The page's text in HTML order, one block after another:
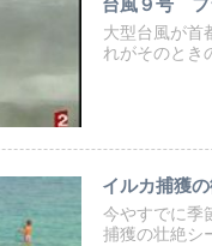
大型台風が首
れがそのとき
イルカ捕獲
今やすでに季
捕獲の壮絶シ